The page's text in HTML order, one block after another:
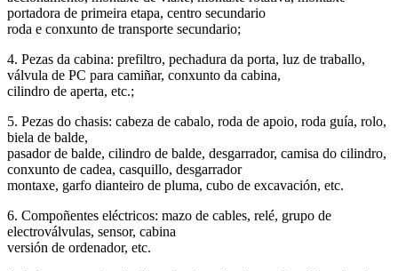
portadora de primeira etapa, centro secundario
roda e conxunto de transporte secundario;
4. Pezas da cabina: prefiltro, pechadura da porta, luz de traballo,
válvula de PC para camiñar, conxunto da cabina,
cilindro de aperta, etc.;
5. Pezas do chasis: cabeza de cabalo, roda de apoio, roda guía, rolo,
biela de balde,
pasador de balde, cilindro de balde, desgarrador, camisa do cilindro,
conxunto de cadea, casquillo, desgarrador
montaxe, garfo dianteiro de pluma, cubo de excavación, etc.
6. Compoñentes eléctricos: mazo de cables, relé, grupo de
electroválvulas, sensor, cabina
versión de ordenador, etc.